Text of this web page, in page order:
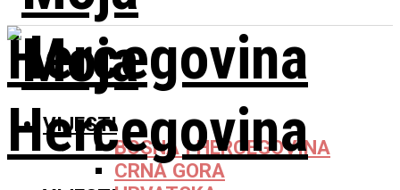
VIJESTI
BOSNA I HERCEGOVINA
CRNA GORA